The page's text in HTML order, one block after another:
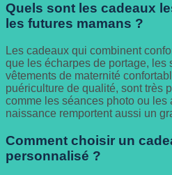
Quels sont les cadeaux
les futures mamans ?
Les cadeaux qui combinent
que les écharpes de portage, les
vêtements de maternité
puériculture de qualité, sont très
comme les séances photo ou les
naissance remportent aussi un
Comment choisir un
personnalisé ?